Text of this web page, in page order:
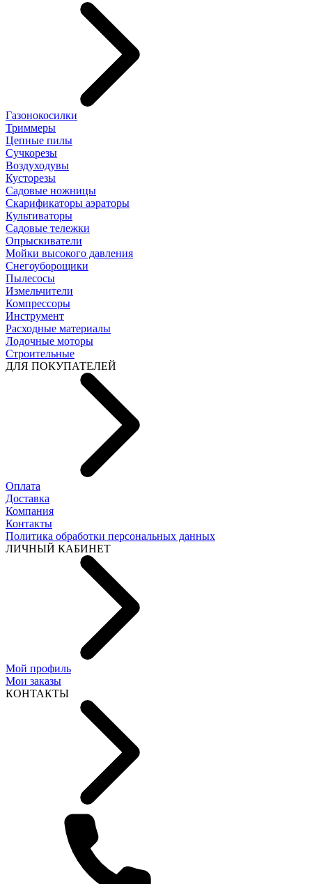
Газонокосилки
Триммеры
Цепные пилы
Cучкорезы
Воздуходувы
Кусторезы
Садовые ножницы
Скарификаторы аэраторы
Культиваторы
Садовые тележки
Опрыскиватели
Мойки высокого давления
Снегоуборощики
Пылесосы
Измельчители
Компрессоры
Инструмент
Расходные материалы
Лодочные моторы
Строительные
ДЛЯ ПОКУПАТЕЛЕЙ
Оплата
Доставка
Компания
Контакты
Политика обработки персональных данных
ЛИЧНЫЙ КАБИНЕТ
Мой профиль
Мои заказы
КОНТАКТЫ